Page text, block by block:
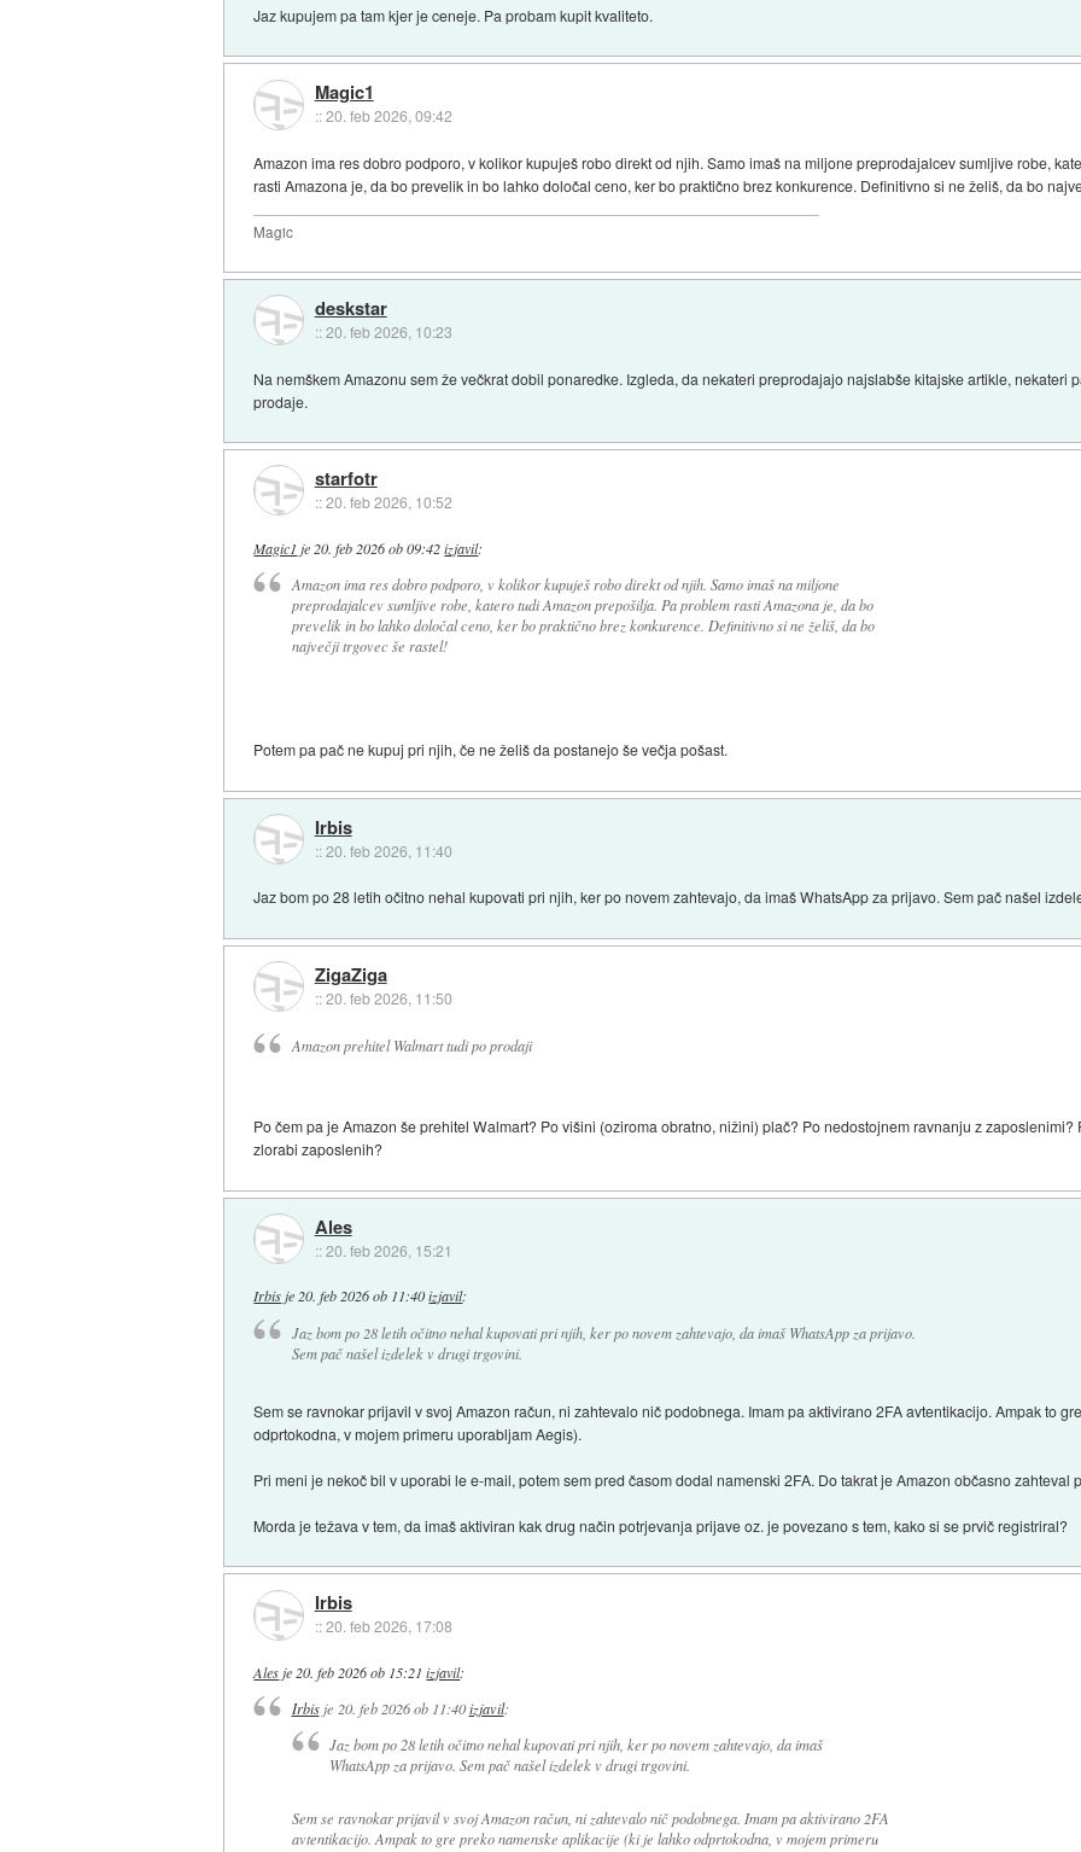
Jaz kupujem pa tam kjer je ceneje. Pa probam kupit kvaliteto.
Magic1
::20. feb 2026, 09:42
Amazon ima res dobro podporo, v kolikor kupuješ robo direkt od njih. Samo imaš na miljone preprodajalcev sumljive robe,
rasti Amazona je, da bo prevelik in bo lahko določal ceno, ker bo praktično brez konkurence. Definitivno si ne želiš, da bo
Magic
deskstar
::20. feb 2026, 10:23
Na nemškem Amazonu sem že večkrat dobil ponaredke. Izgleda, da nekateri preprodajajo najslabše kitajske artikle, nekateri
prodaje.
starfotr
::20. feb 2026, 10:52
Magic1 je 20. feb 2026 ob 09:42 izjavil:
Amazon ima res dobro podporo, v kolikor kupuješ robo direkt od njih. Samo imaš na miljone
preprodajalcev sumljive robe, katero tudi Amazon prepošilja. Pa problem rasti Amazona je, da bo
prevelik in bo lahko določal ceno, ker bo praktično brez konkurence. Definitivno si ne želiš, da bo
največji trgovec še rastel!
Potem pa pač ne kupuj pri njih, če ne želiš da postanejo še večja pošast.
Irbis
::20. feb 2026, 11:40
Jaz bom po 28 letih očitno nehal kupovati pri njih, ker po novem zahtevajo, da imaš WhatsApp za prijavo. Sem pač našel
ZigaZiga
::20. feb 2026, 11:50
Amazon prehitel Walmarttudipo prodaji
Po čem pa je Amazon še prehitel Walmart? Po višini (oziroma obratno, nižini) plač? Po nedostojnem ravnanju z
zlorabi zaposlenih?
Ales
::20. feb 2026, 15:21
Irbisje20. feb 2026 ob 11:40 izjavil:
Jaz bom po 28 letih očitno nehal kupovati pri njih, ker po novem zahtevajo, da imaš WhatsApp za prijavo.
Sem pač našel izdelek v drugi trgovini.
Sem se ravnokar prijavil v svoj Amazon račun, ni zahtevalo nič podobnega. Imam pa aktivirano 2FA avtentikacijo. Ampak to
odprtokodna, v mojem primeru uporabljam Aegis).
Pri meni je nekoč bil v uporabi le e-mail, potem sem pred časom dodal namenski 2FA. Do takrat je Amazon občasno zahteval
Morda je težava v tem, da imaš aktiviran kak drug način potrjevanja prijave oz. je povezano s tem, kako si se prvič registriral?
Irbis
::20. feb 2026, 17:08
Ales je 20. feb 2026 ob 15:21 izjavil:
Irbisje 20. feb 2026 ob 11:40 izjavil:
Jaz bom po 28 letih očitno nehal kupovati pri njih, ker po novem zahtevajo, da imaš
WhatsApp za prijavo. Sem pač našel izdelek v drugi trgovini.
Sem se ravnokar prijavil v svoj Amazon račun, ni zahtevalo nič podobnega. Imam pa aktivirano 2FA
avtentikacijo. Ampak to gre preko namenske aplikacije (ki je lahko odprtokodna, v mojem primeru